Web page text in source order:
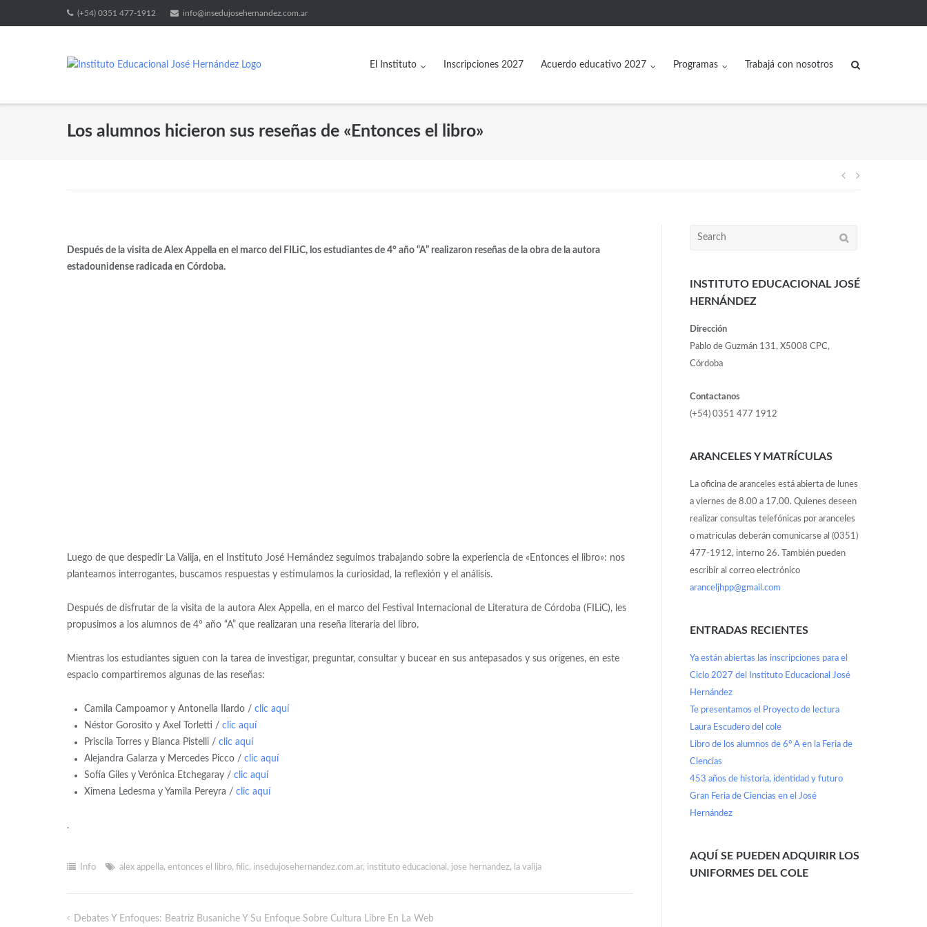
(+54) 0351 477-1912 info@insedujosehernandez.com.ar
El Instituto Inscripciones 2027 Acuerdo educativo 2027 Programas Trabajá con nosotros
Los alumnos hicieron sus reseñas de «Entonces el libro»
Después de la visita de Alex Appella en el marco del FILiC, los estudiantes de 4° año “A” realizaron reseñas de la obra de la autora
estadounidense radicada en Córdoba.
Luego de que despedir La Valija, en el Instituto José Hernández seguimos trabajando sobre la experiencia de «Entonces el libro»: nos
planteamos interrogantes, buscamos respuestas y estimulamos la curiosidad, la reflexión y el análisis.
Después de disfrutar de la visita de la autora Alex Appella, en el marco del Festival Internacional de Literatura de Córdoba (FILiC), les
propusimos a los alumnos de 4° año “A” que realizaran una reseña literaria del libro.
Mientras los estudiantes siguen con la tarea de investigar, preguntar, consultar y bucear en sus antepasados y sus orígenes, en este
espacio compartiremos algunas de las reseñas:
Camila Campoamor y Antonella Ilardo / clic aquí
Néstor Gorosito y Axel Torletti / clic aquí
Priscila Torres y Bianca Pistelli / clic aquí
Alejandra Galarza y Mercedes Picco / clic aquí
Sofía Giles y Verónica Etchegaray / clic aquí
Ximena Ledesma y Yamila Pereyra / clic aquí
.
Info alex appella, entonces el libro, filic, insedujosehernandez.com.ar, instituto educacional , jose hernandez, la valija
Debates Y Enfoques: Beatriz Busaniche Y Su Enfoque Sobre Cultura Libre En La Web
INSTITUTO EDUCACIONAL JOSÉ
HERNÁNDEZ
Dirección
Pablo de Guzmán 131, X5008 CPC,
Córdoba
Contactanos
(+54) 0351 477 1912
ARANCELES Y MATRÍCULAS
La oficina de aranceles está abierta de lunes
a viernes de 8.00 a 17.00. Quienes deseen
realizar consultas telefónicas por aranceles
o matrículas deberán comunicarse al (0351)
477-1912, interno 26. También pueden
escribir al correo electrónico
aranceljhpp@gmail.com
ENTRADAS RECIENTES
Ya están abiertas las inscripciones para el
Ciclo 2027 del Instituto Educacional José
Hernández
Te presentamos el Proyecto de lectura
Laura Escudero del cole
Libro de los alumnos de 6° A en la Feria de
Ciencias
453 años de historia, identidad y futuro
Gran Feria de Ciencias en el José
Hernández
AQUÍ SE PUEDEN ADQUIRIR LOS
UNIFORMES DEL COLE